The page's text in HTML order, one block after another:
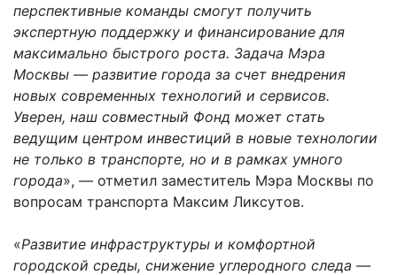
перспективные команды смогут получить
экспертную поддержку и финансирование для
максимально быстрого роста. Задача Мэра
Москвы — развитие города за счет внедрения
новых современных технологий и сервисов.
Уверен, наш совместный Фонд может стать
ведущим центром инвестиций в новые технологии
не только в транспорте, но и в рамках умного
города», — отметил заместитель Мэра Москвы по
вопросам транспорта Максим Ликсутов.
«Развитие инфраструктуры и комфортной
городской среды, снижение углеродного следа —